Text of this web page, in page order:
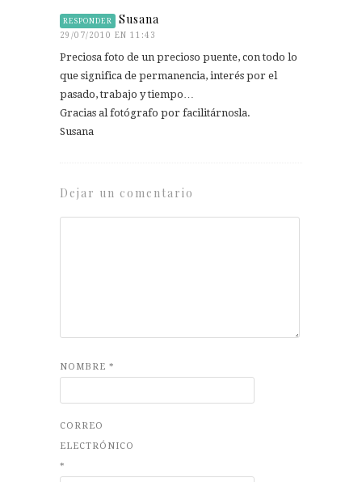
RESPONDER Susana
29/07/2010 EN 11:43
Preciosa foto de un precioso puente, con todo lo
que significa de permanencia, interés por el
pasado, trabajo y tiempo…
Gracias al fotógrafo por facilitárnosla.
Susana
Dejar un comentario
NOMBRE *
CORREO
ELECTRÓNICO
*